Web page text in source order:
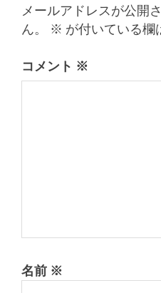
メールアドレスが公開
ん。
※ が付いている欄
コメント ※
名前 ※